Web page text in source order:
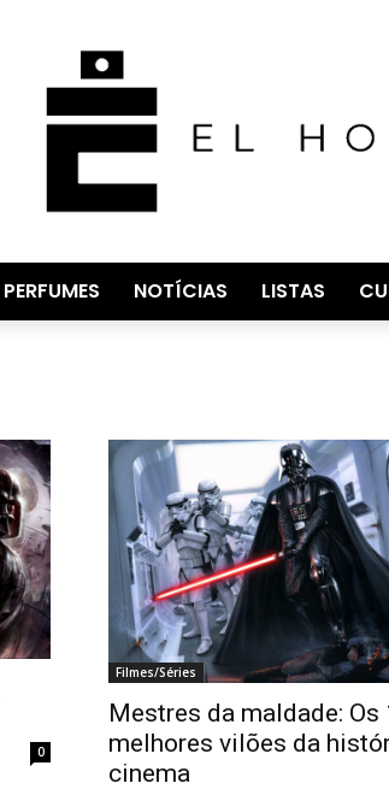
PERFUMES NOTÍCIAS LISTAS
0
Filmes/Séries
Mestres da maldade: Os
melhores vilões da
cinema